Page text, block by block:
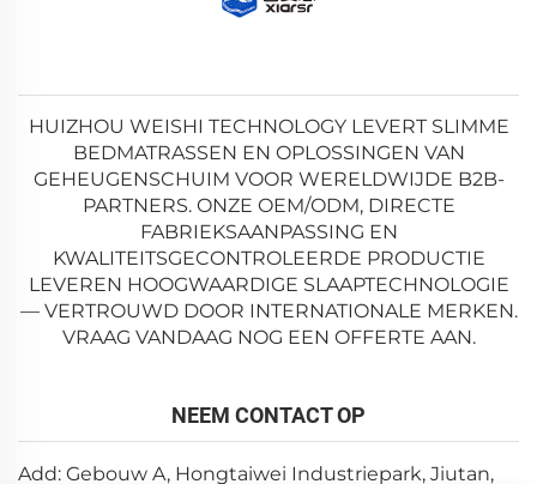
HUIZHOU WEISHI TECHNOLOGY LEVERT SLIMME
BEDMATRASSEN EN OPLOSSINGEN VAN
GEHEUGENSCHUIM VOOR WERELDWIJDE B2B-
PARTNERS. ONZE OEM/ODM, DIRECTE
FABRIEKSAANPASSING EN
KWALITEITSGECONTROLEERDE PRODUCTIE
LEVEREN HOOGWAARDIGE SLAAPTECHNOLOGIE
— VERTROUWD DOOR INTERNATIONALE MERKEN.
VRAAG VANDAAG NOG EEN OFFERTE AAN.
NEEM CONTACT OP
Add: Gebouw A, Hongtaiwei Industriepark, Jiutan,